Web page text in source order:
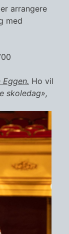
arrangere
med
Eggen. Ho vil
skoledag»,